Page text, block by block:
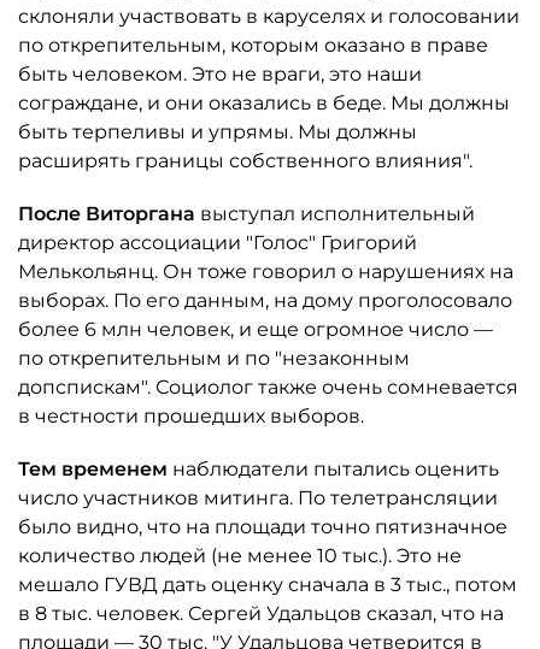
склоняли участвовать в каруселях и голосовании
по открепительным, которым оказано в праве
быть человеком. Это не враги, это наши
сограждане, и они оказались в беде. Мы должны
быть терпеливы и упрямы. Мы должны
расширять границы собственного влияния".
После Виторгана выступал исполнительный
директор ассоциации "Голос" Григорий
Мелькольянц. Он тоже говорил о нарушениях на
выборах. По его данным, на дому проголосовало
более 6 млн человек, и еще огромное число —
по открепительным и по "незаконным
допспискам". Социолог также очень сомневается
в честности прошедших выборов.
Тем временем наблюдатели пытались оценить
число участников митинга. По телетрансляции
было видно, что на площади точно пятизначное
количество людей (не менее 10 тыс.). Это не
мешало ГУВД дать оценку сначала в 3 тыс., потом
в 8 тыс. человек. Сергей Удальцов сказал, что на
площади — 30 тыс. "У Удальцова четверится в